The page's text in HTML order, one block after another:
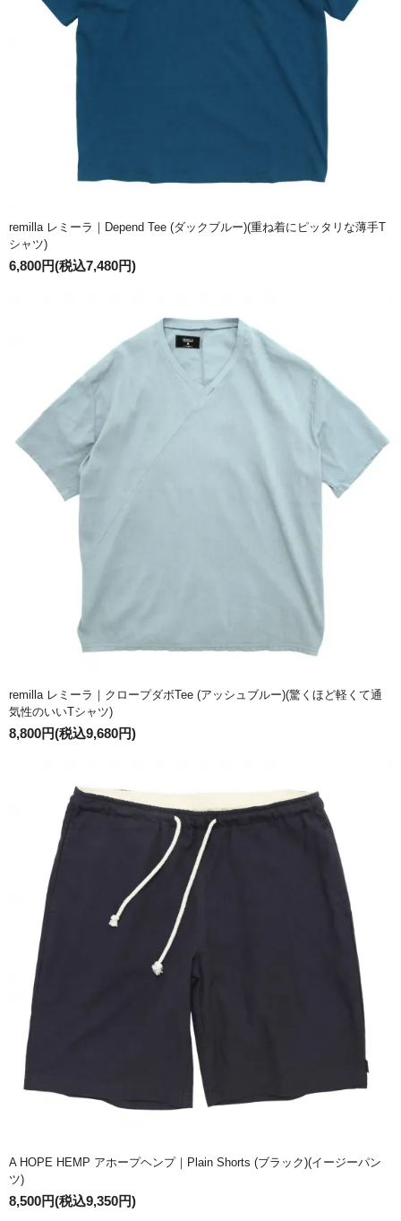
remilla レミーラ｜Depend Tee (ダックブルー)(重ね着にピッタリな薄手T
シャツ)
6,800円(税込7,480円)
remilla レミーラ｜クロープダボTee (アッシュブルー)(驚くほど軽くて通
気性のいいTシャツ)
8,800円(税込9,680円)
A HOPE HEMP アホープヘンプ｜Plain Shorts (ブラック)(イージーパン
ツ)
8,500円(税込9,350円)